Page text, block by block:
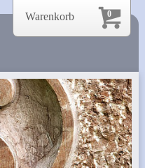
0
Warenkorb